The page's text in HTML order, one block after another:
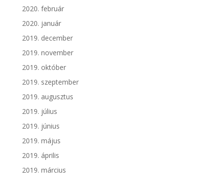
2020. február
2020. január
2019. december
2019. november
2019. október
2019. szeptember
2019. augusztus
2019. július
2019. június
2019. május
2019. április
2019. március